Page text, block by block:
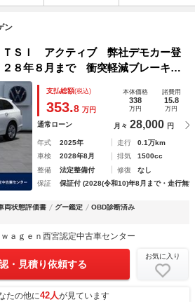
ン
ＳＩ アクティブ 弊社デモカー登
８年８月まで 衝突軽減ブレーキ
イト ヘッドアップディスプレイ
フィックアラート 電動リアゲー
支払総額(税込)
353.8 万円
本体価格
338
万円
諸費用
15.8
万円
通常ローン 月々 28,000 円
年式 2025年 走行
0.1万km
車検
2028年8月 排気
1500cc
整備
法定整備付 修復
なし
保証
保証付 (2028(令和10)年8月まで・走行無
両状態評価書 グー鑑定
OBD診断済み
ａｇｅｎ西宮認定中古車センター
・見積り依頼する
お気に入り
たの他に42人が見ています